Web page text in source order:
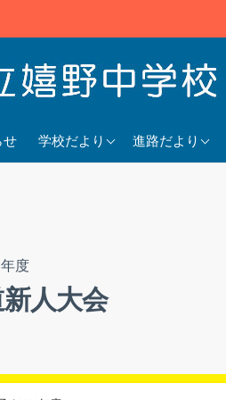
せ 学校だより
2025年度
進路だより
2025年度
度
人大会